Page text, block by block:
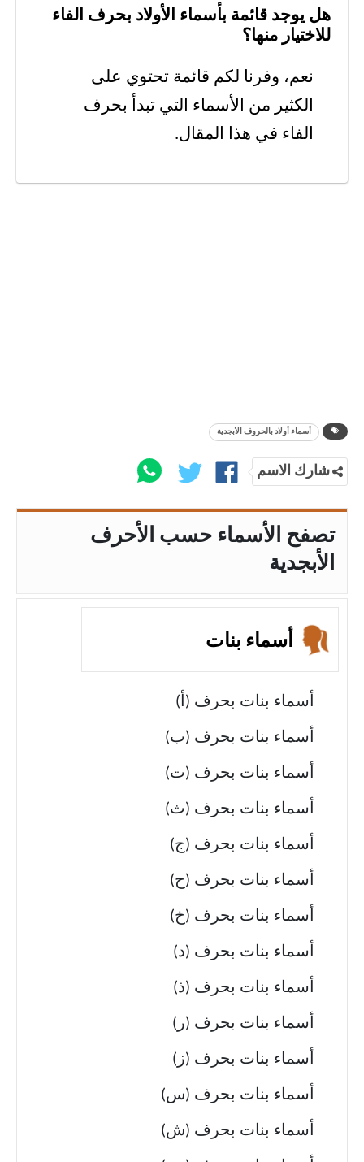
هل يوجد قائمة بأسماء الأولاد بحرف الفاء
للاختيار منها؟
نعم، وفرنا لكم قائمة تحتوي على
الكثير من الأسماء التي تبدأ بحرف
الفاء في هذا المقال.
أسماء أولاد بالحروف الأبجدية
شارك الاسم
تصفح الأسماء حسب الأحرف
الأبجدية
أسماء بنات
أسماء بنات بحرف (أ)
أسماء بنات بحرف (ب)
أسماء بنات بحرف (ت)
أسماء بنات بحرف (ث)
أسماء بنات بحرف (ج)
أسماء بنات بحرف (ح)
أسماء بنات بحرف (خ)
أسماء بنات بحرف (د)
أسماء بنات بحرف (ذ)
أسماء بنات بحرف (ر)
أسماء بنات بحرف (ز)
أسماء بنات بحرف (س)
أسماء بنات بحرف (ش)